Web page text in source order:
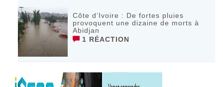
Côte d’Ivoire : De fortes pluies
provoquent une dizaine de morts à
Abidjan
1 RÉACTION